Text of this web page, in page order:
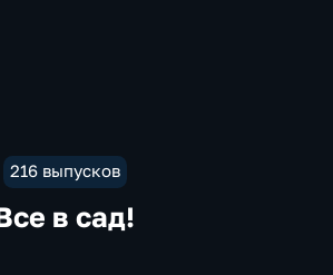
216 выпусков
в сад!